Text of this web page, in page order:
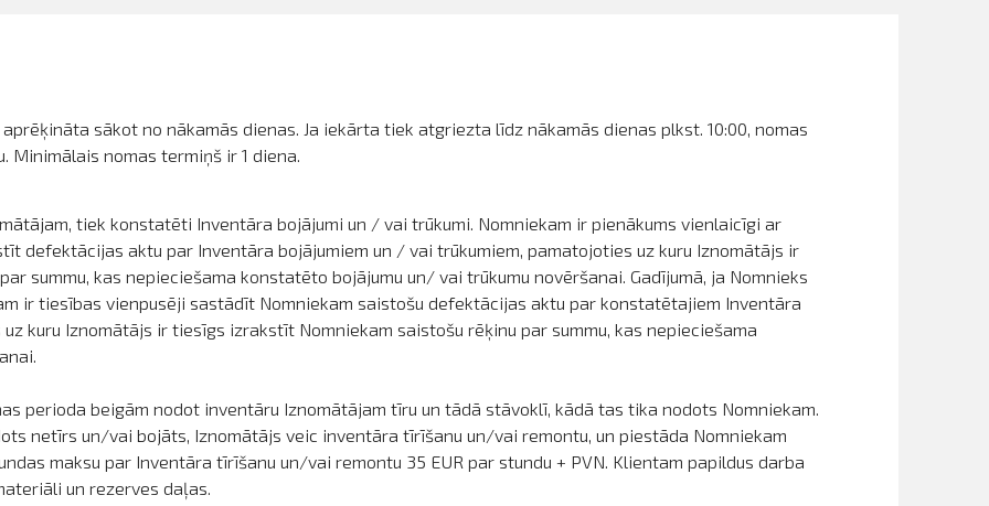
sākot no nākamās dienas. Ja iekārta tiek atgriezta līdz nākamās dienas plkst. 10:00, nomas
nomas termiņš ir 1 diena.
tiek konstatēti Inventāra bojājumi un / vai trūkumi. Nomniekam ir pienākums vienlaicīgi ar
defektācijas aktu par Inventāra bojājumiem un / vai trūkumiem, pamatojoties uz kuru Iznomātājs ir
summu, kas nepieciešama konstatēto bojājumu un/ vai trūkumu novēršanai. Gadījumā, ja Nomnieks
ir tiesības vienpusēji sastādīt Nomniekam saistošu defektācijas aktu par konstatētajiem Inventāra
kuru Iznomātājs ir tiesīgs izrakstīt Nomniekam saistošu rēķinu par summu, kas nepieciešama
perioda beigām nodot inventāru Iznomātājam tīru un tādā stāvoklī, kādā tas tika nodots Nomniekam.
netīrs un/vai bojāts, Iznomātājs veic inventāra tīrīšanu un/vai remontu, un piestāda Nomniekam
maksu par Inventāra tīrīšanu un/vai remontu 35 EUR par stundu + PVN. Klientam papildus darba
un rezerves daļas.